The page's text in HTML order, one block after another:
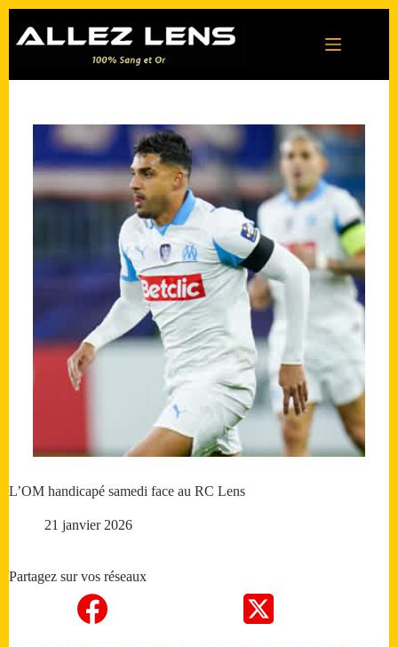
contenu
L’OM handicapé samedi face au RC Lens
21 janvier 2026
Partagez sur vos réseaux